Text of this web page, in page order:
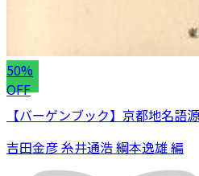
50%
OFF
【バーゲンブック】京都地名語
吉田金彦 糸井通浩 綱本逸雄 編